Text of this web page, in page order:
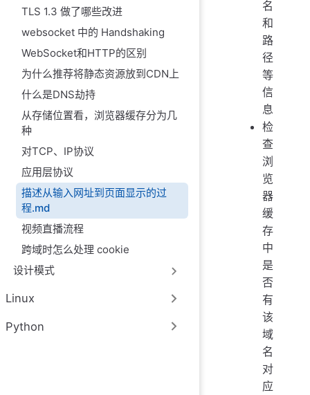
TLS 1.3 做了哪些改进
websocket 中的 Handshaking
WebSocket和HTTP的区别
为什么推荐将静态资源放到CDN上
什么是DNS劫持
从存储位置看，浏览器缓存分为几
种
对TCP、IP协议
应用层协议
描述从输入网址到页面显示的过
程.md
视频直播流程
跨域时怎么处理 cookie
设计模式
Linux
Python
名
和
路
径
等
信
息
检
查
浏
览
器
缓
存
中
是
否
有
该
域
名
对
应